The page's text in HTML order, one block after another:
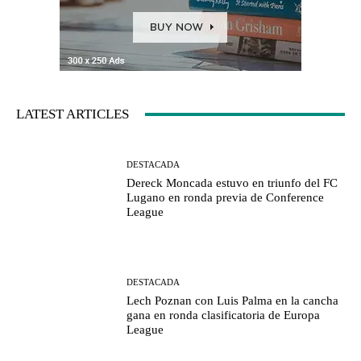
LATEST ARTICLES
DESTACADA
Dereck Moncada estuvo en triunfo del FC
Lugano en ronda previa de Conference
League
DESTACADA
Lech Poznan con Luis Palma en la cancha
gana en ronda clasificatoria de Europa
League